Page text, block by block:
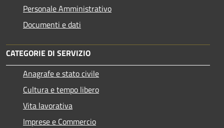
Personale Amministrativo
Documenti e dati
CATEGORIE DI SERVIZIO
Anagrafe e stato civile
Cultura e tempo libero
Vita lavorativa
Imprese e Commercio